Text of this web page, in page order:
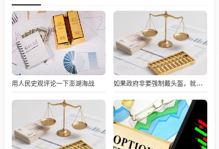
用人民史观评论一下澎湖海战 如果政府非要强制戴头盔，就得先让电动自行车有个放头盔的地方